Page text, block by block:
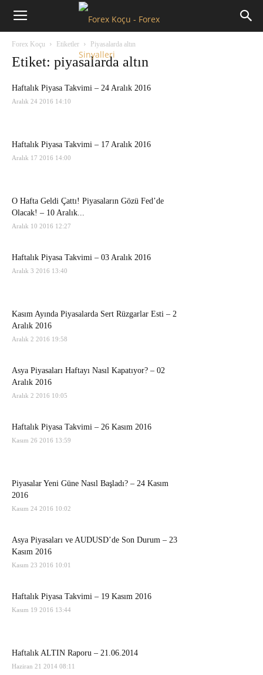
Forex
Forex Koçu Etiketler Piyasalarda altın
Etiket: piyasalarda altın
Haftalık Piyasa Takvimi – 24 Aralık 2016
Aralık 24 2016 14:10
Haftalık Piyasa Takvimi – 17 Aralık 2016
Aralık 17 2016 14:00
O Hafta Geldi Çattı! Piyasaların Gözü Fed’de
Olacak! – 10 Aralık...
Aralık 10 2016 12:27
Haftalık Piyasa Takvimi – 03 Aralık 2016
Aralık 3 2016 13:40
Kasım Ayında Piyasalarda Sert Rüzgarlar Esti – 2
Aralık 2016
Aralık 2 2016 19:58
Asya Piyasaları Haftayı Nasıl Kapatıyor? – 02
Aralık 2016
Aralık 2 2016 10:05
Haftalık Piyasa Takvimi – 26 Kasım 2016
Kasım 26 2016 13:59
Piyasalar Yeni Güne Nasıl Başladı? – 24 Kasım
2016
Kasım 24 2016 10:02
Asya Piyasaları ve AUDUSD’de Son Durum – 23
Kasım 2016
Kasım 23 2016 10:01
Haftalık Piyasa Takvimi – 19 Kasım 2016
Kasım 19 2016 13:44
Haftalık ALTIN Raporu – 21.06.2014
Haziran 21 2014 08:11